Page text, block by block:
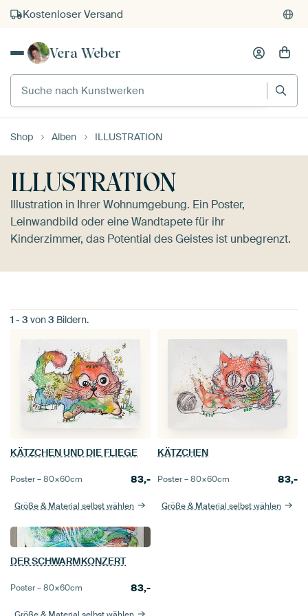
Kostenloser Versand
Kauf auf Rechnung
Vera Weber
Suche nach Kunstwerken
Shop Alben ILLUSTRATION
ILLUSTRATION
Illustration in Ihrer Wohnumgebung. Ein Poster,
Leinwandbild oder eine Wandtapete für ihr
Kinderzimmer, das Potential des Geistes ist unbegrenzt.
1 - 3 von3 Bildern.
KÄTZCHEN UND DIE FLIEGE
Poster –80×60cm 83,-
Größe & Material selbst wählen
KÄTZCHEN
Poster –80×60cm 83,-
Größe & Material selbst wählen
DER SCHWARMKONZERT
Poster –80×60cm 83,-